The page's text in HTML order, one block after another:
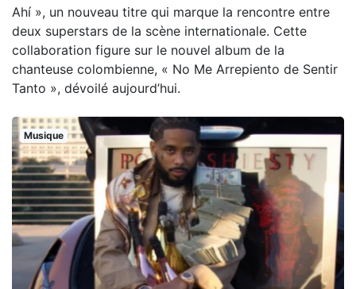
Ahí », un nouveau titre qui marque la rencontre entre
deux superstars de la scène internationale. Cette
collaboration figure sur le nouvel album de la
chanteuse colombienne, « No Me Arrepiento de Sentir
Tanto », dévoilé aujourd’hui.
Musique